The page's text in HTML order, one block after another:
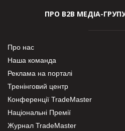
ПРО В2В МЕДІА-ГРУПУ
Про нас
Наша команда
Реклама на порталі
Тренінговий центр
Конференції TradeMaster
Національні Премії
Журнал TradeMaster